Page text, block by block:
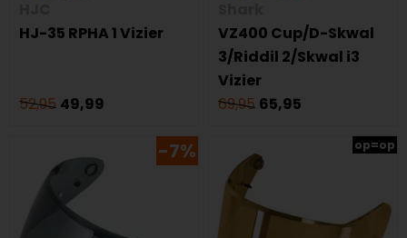
HJ-35 RPHA 1 Vizier
52,95 49,99
VZ400 Cup/D-Skwal
3/Riddil 2/Skwal i3
Vizier
69,95 65,95
-7% op=op